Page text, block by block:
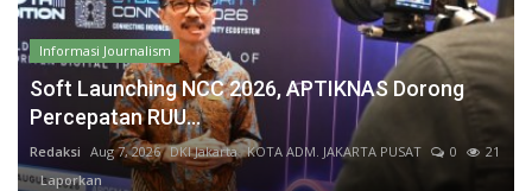
Informasi Journalism
Soft Launching NCC 2026, APTIKNAS Dorong
Percepatan RUU...
Redaksi Aug 7, 2026 DKI Jakarta KOTA ADM. JAKARTA PUSAT 0
21
Laporkan